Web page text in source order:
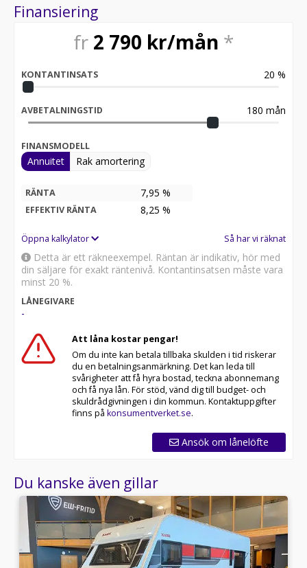
Vi hjälper dig att hitta det som passar just dina behov
och gör din resa ännu bättre.
EW Fritid marknadsledande inom fritid!
Finansiering
fr 2 790 kr/mån *
KONTANTINSATS 20 %
AVBETALNINGSTID 180 mån
FINANSMODELL
Annuitet Rak amortering
RÄNTA 7,95 %
EFFEKTIV RÄNTA 8,25 %
Öppna kalkylator Så har vi räknat
Detta är ett räkneexempel. Räntan är indikativ, hör med
din säljare för exakt räntenivå. Kontantinsatsen måste vara
minst 20 %.
LÅNEGIVARE
-
Att låna kostar pengar!
Om du inte kan betala tillbaka skulden i tid riskerar
du en betalningsanmärkning. Det kan leda till
svårigheter att få hyra bostad, teckna abonnemang
och få nya lån. För stöd, vänd dig till budget- och
skuldrådgivningen i din kommun. Kontaktuppgifter
finns på konsumentverket.se.
Ansök om lånelöfte
Du kanske även gillar